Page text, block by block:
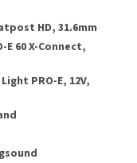
HD, 31.6mm
E 60 X-Connect,
PRO-E, 12V,